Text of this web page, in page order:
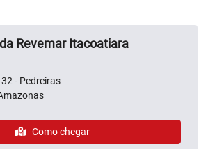
Revemar Itacoatiara
- Pedreiras
Como chegar